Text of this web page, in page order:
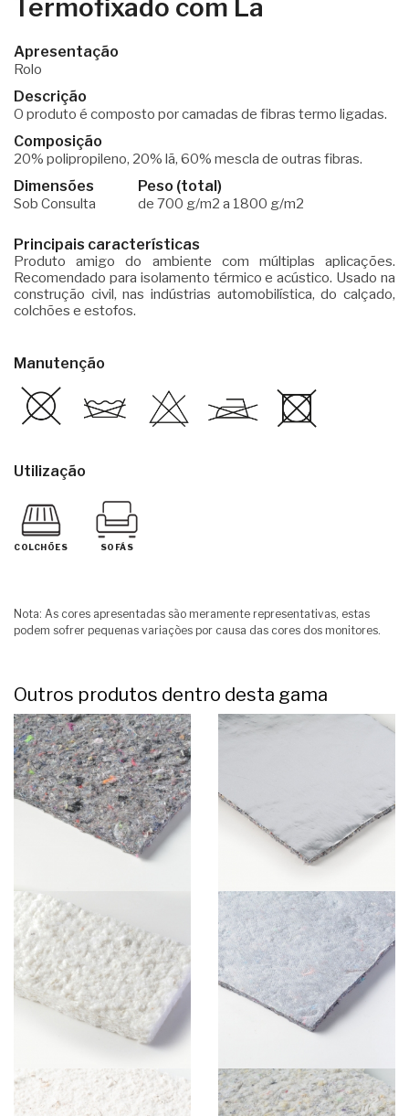
Termofixado com Lã
Apresentação
Rolo
Descrição
O produto é composto por camadas de fibras termo ligadas.
Composição
20% polipropileno, 20% lã, 60% mescla de outras fibras.
Dimensões
Sob Consulta
Peso (total)
de 700 g/m2 a 1800 g/m2
Principais características
Produto amigo do ambiente com múltiplas aplicações.
Recomendado para isolamento térmico e acústico. Usado na
construção civil, nas indústrias automobilística, do calçado,
colchões e estofos.
Manutenção
Utilização
COLCHÕES SOFÁS
Nota: As cores apresentadas são meramente representativas, estas
podem sofrer pequenas variações por causa das cores dos monitores.
Outros produtos dentro desta gama